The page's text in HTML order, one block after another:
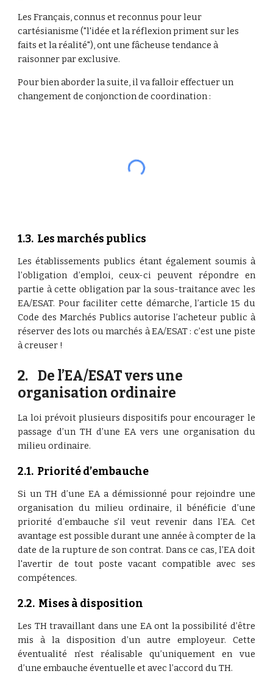
Les Français, connus et reconnus pour leur
cartésianisme ("l'idée et la réflexion priment sur les
faits et la réalité"), ont une fâcheuse tendance à
raisonner par exclusive.
Pour bien aborder la suite, il va falloir effectuer un
changement de conjonction de coordination :
1.3.  Les marchés publics
Les établissements publics étant également soumis à
l’obligation d’emploi, ceux-ci peuvent répondre en
partie à cette obligation par la sous-traitance avec les
EA/ESAT. Pour faciliter cette démarche, l’article 15 du
Code des Marchés Publics autorise l’acheteur public à
réserver des lots ou marchés à EA/ESAT : c’est une piste
à creuser !
2.    De l’EA/ESAT vers une
organisation ordinaire
La loi prévoit plusieurs dispositifs pour encourager le
passage d’un TH d’une EA vers une organisation du
milieu ordinaire.
2.1.  Priorité d’embauche
Si un TH d’une EA a démissionné pour rejoindre une
organisation du milieu ordinaire, il bénéficie d’une
priorité d’embauche s’il veut revenir dans l’EA. Cet
avantage est possible durant une année à compter de la
date de la rupture de son contrat. Dans ce cas, l’EA doit
l'avertir de tout poste vacant compatible avec ses
compétences.
2.2.  Mises à disposition
Les TH travaillant dans une EA ont la possibilité d’être
mis à la disposition d’un autre employeur. Cette
éventualité n’est réalisable qu’uniquement en vue
d’une embauche éventuelle et avec l’accord du TH.